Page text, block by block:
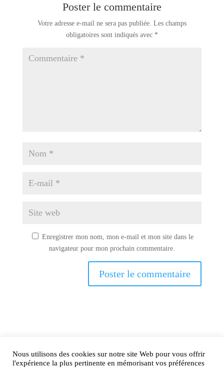
Poster le commentaire
Votre adresse e-mail ne sera pas publiée. Les champs
obligatoires sont indiqués avec *
Enregistrer mon nom, mon e-mail et mon site dans le
navigateur pour mon prochain commentaire.
AIRtage 2024© Tous droits réservés
Nous utilisons des cookies sur notre site Web pour vous offrir
l'expérience la plus pertinente en mémorisant vos préférences